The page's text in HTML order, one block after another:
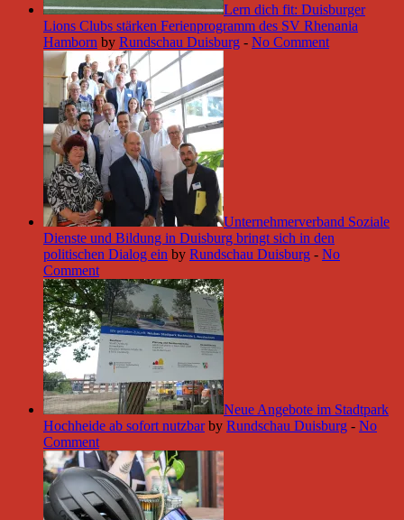
Lern dich fit: Duisburger
Lions Clubs stärken Ferienprogramm des SV Rhenania
Hamborn by Rundschau Duisburg - No Comment
Unternehmerverband Soziale
Dienste und Bildung in Duisburg bringt sich in den
politischen Dialog ein by Rundschau Duisburg - No
Comment
Neue Angebote im Stadtpark
Hochheide ab sofort nutzbar by Rundschau Duisburg - No
Comment